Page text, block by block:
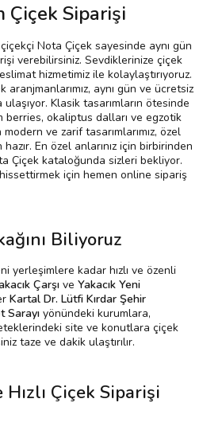
Çiçek Siparişi
Nota Çiçek sayesinde aynı gün
verebilirsiniz. Sevdiklerinize çiçek
hizmetimiz ile kolaylaştırıyoruz.
aynı gün ve ücretsiz
ulaşıyor. Klasik tasarımların ötesinde
okaliptus dalları ve egzotik
ve zarif tasarımlarımız, özel
En özel anlarınız için birbirinden
Çiçek kataloğunda sizleri bekliyor.
için hemen online sipariş
Biliyoruz
yerleşimlere kadar hızlı ve özenli
Çarşı ve Yakacık Yeni
Kartal Dr. Lütfi Kırdar Şehir
Sarayı yönündeki kurumlara,
site ve konutlara çiçek
taze ve dakik ulaştırılır.
Çiçek Siparişi